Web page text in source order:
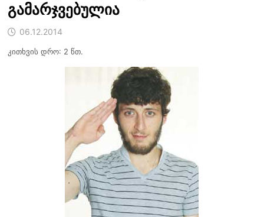
გამარჯვებულია
06.12.2014
კითხვის დრო: 2 წთ.